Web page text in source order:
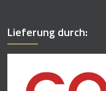
Lieferung durch: